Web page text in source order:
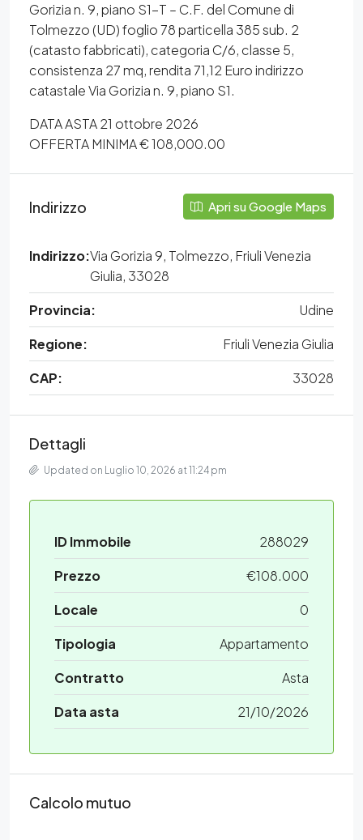
Gorizia n. 9, piano S1-T – C.F. del Comune di
Tolmezzo (UD) foglio 78 particella 385 sub. 2
(catasto fabbricati), categoria C/6, classe 5,
consistenza 27 mq, rendita 71,12 Euro indirizzo
catastale Via Gorizia n. 9, piano S1.
DATA ASTA 21 ottobre 2026
OFFERTA MINIMA € 108,000.00
Indirizzo Apri su Google Maps
Indirizzo:Via Gorizia 9, Tolmezzo, Friuli Venezia
Giulia, 33028
Provincia:
Udine
Regione:
Friuli Venezia Giulia
CAP:
33028
Dettagli
Updated on Luglio 10, 2026 at 11:24 pm
ID Immobile
288029
Prezzo
€108.000
Locale
0
Tipologia
Appartamento
Contratto
Asta
Data asta
21/10/2026
Calcolo mutuo